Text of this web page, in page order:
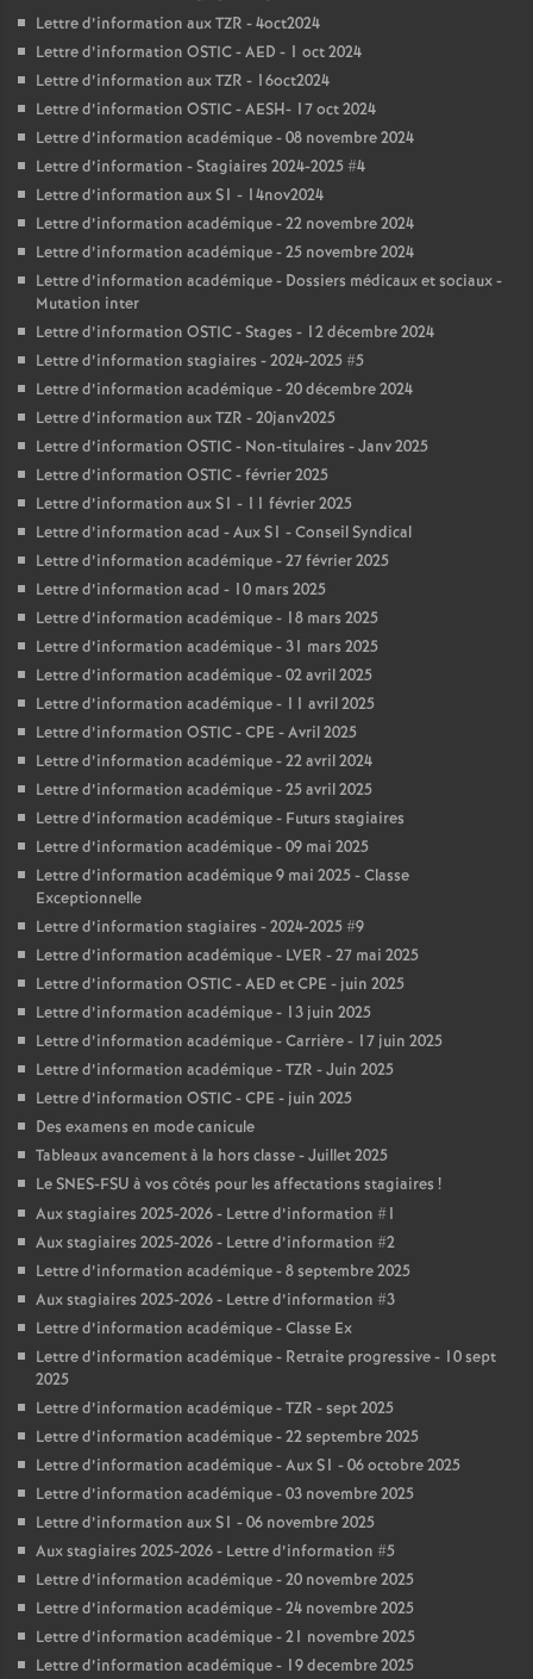
Lettre d’information aux TZR - 4oct2024
Lettre d’information OSTIC - AED - 1 oct 2024
Lettre d’information aux TZR - 16oct2024
Lettre d’information OSTIC - AESH- 17 oct 2024
Lettre d’information académique - 08 novembre 2024
Lettre d’information - Stagiaires 2024-2025 #4
Lettre d’information aux S1 - 14nov2024
Lettre d’information académique - 22 novembre 2024
Lettre d’information académique - 25 novembre 2024
Lettre d’information académique - Dossiers médicaux et sociaux -
Mutation inter
Lettre d’information OSTIC - Stages - 12 décembre 2024
Lettre d’information stagiaires - 2024-2025 #5
Lettre d’information académique - 20 décembre 2024
Lettre d’information aux TZR - 20janv2025
Lettre d’information OSTIC - Non-titulaires - Janv 2025
Lettre d’information OSTIC - février 2025
Lettre d’information aux S1 - 11 février 2025
Lettre d’information acad - Aux S1 - Conseil Syndical
Lettre d’information académique - 27 février 2025
Lettre d’information acad - 10 mars 2025
Lettre d’information académique - 18 mars 2025
Lettre d’information académique - 31 mars 2025
Lettre d’information académique - 02 avril 2025
Lettre d’information académique - 11 avril 2025
Lettre d’information OSTIC - CPE - Avril 2025
Lettre d’information académique - 22 avril 2024
Lettre d’information académique - 25 avril 2025
Lettre d’information académique - Futurs stagiaires
Lettre d’information académique - 09 mai 2025
Lettre d’information académique 9 mai 2025 - Classe
Exceptionnelle
Lettre d’information stagiaires - 2024-2025 #9
Lettre d’information académique - LVER - 27 mai 2025
Lettre d’information OSTIC - AED et CPE - juin 2025
Lettre d’information académique - 13 juin 2025
Lettre d’information académique - Carrière - 17 juin 2025
Lettre d’information académique - TZR - Juin 2025
Lettre d’information OSTIC - CPE - juin 2025
Des examens en mode canicule
Tableaux avancement à la hors classe - Juillet 2025
Le SNES-FSU à vos côtés pour les affectations stagiaires !
Aux stagiaires 2025-2026 - Lettre d’information #1
Aux stagiaires 2025-2026 - Lettre d’information #2
Lettre d’information académique - 8 septembre 2025
Aux stagiaires 2025-2026 - Lettre d’information #3
Lettre d’information académique - Classe Ex
Lettre d’information académique - Retraite progressive - 10 sept
2025
Lettre d’information académique - TZR - sept 2025
Lettre d’information académique - 22 septembre 2025
Lettre d’information académique - Aux S1 - 06 octobre 2025
Lettre d’information académique - 03 novembre 2025
Lettre d’information aux S1 - 06 novembre 2025
Aux stagiaires 2025-2026 - Lettre d’information #5
Lettre d’information académique - 20 novembre 2025
Lettre d’information académique - 24 novembre 2025
Lettre d’information académique - 21 novembre 2025
Lettre d’information académique - 19 decembre 2025